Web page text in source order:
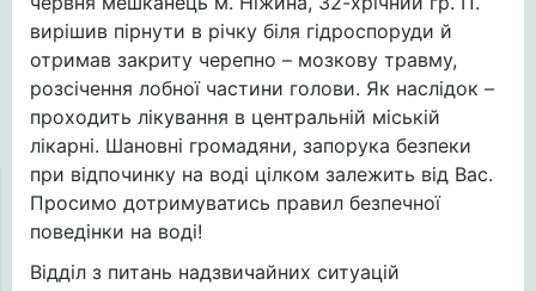
вирішив пірнути в річку біля гідроспоруди й
отримав закриту черепно – мозкову травму,
розсічення лобної частини голови. Як наслідок –
проходить лікування в центральній міській
лікарні. Шановні громадяни, запорука безпеки
при відпочинку на воді цілком залежить від Вас.
Просимо дотримуватись правил безпечної
поведінки на воді!
Відділ з питань надзвичайних ситуацій